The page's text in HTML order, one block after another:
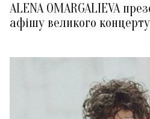
ALENA OMARGALIEVA
афішу великого